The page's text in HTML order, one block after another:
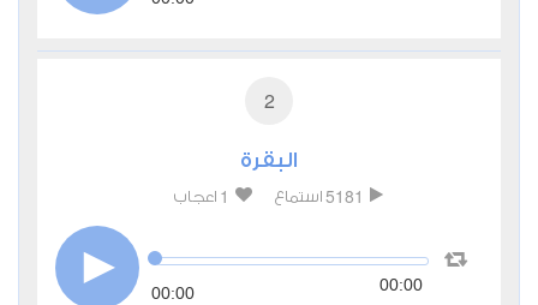
2
البقرة
5181 استماع 1 اعجاب
00:00 00:00